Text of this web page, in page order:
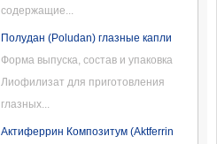
содержащие...
Полудан (Poludan) глазные капли
Форма выпуска, состав и упаковка
Лиофилизат для приготовления
глазных...
Актиферрин Композитум (Aktferrin